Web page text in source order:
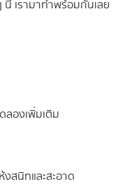
เรามาทำพร้อมกันเลย
ลองเพิ่มเติม
สนิทและสะอาด